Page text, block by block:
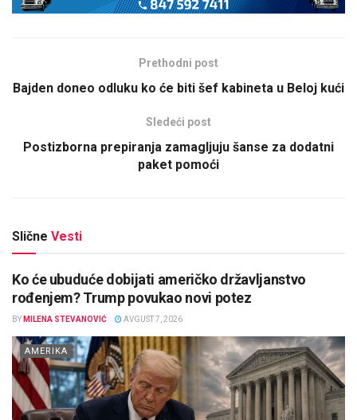
Prethodni post
Bajden doneo odluku ko će biti šef kabineta u Beloj kući
Sledeći post
Postizborna prepiranja zamagljuju šanse za dodatni
paket pomoći
Slične Vesti
Ko će ubuduće dobijati američko državljanstvo
rođenjem? Trump povukao novi potez
BY MILENA STEVANOVIĆ AVGUST 7, 2026
AMERIKA